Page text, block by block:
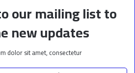
our mailing list to
new updates!
dolor sit amet, consectetur.